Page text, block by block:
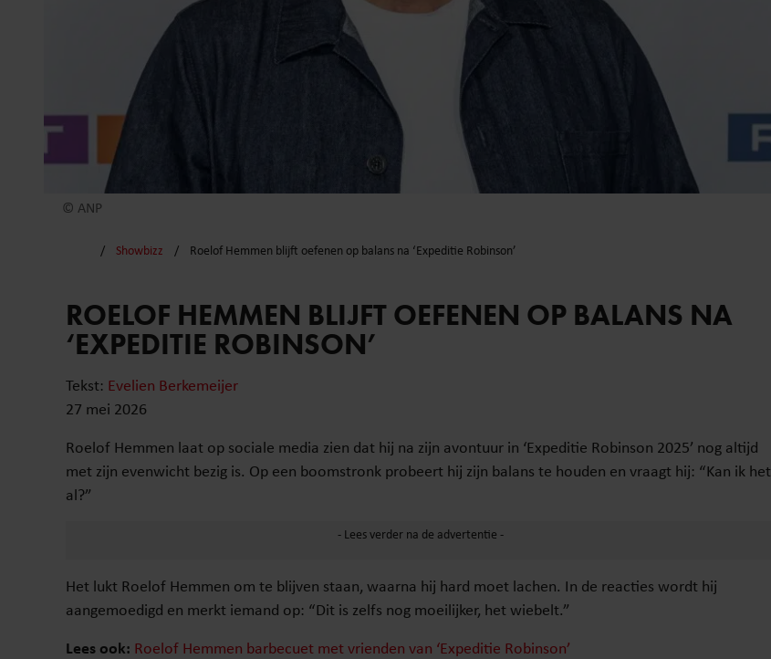
© ANP
Showbizz Roelof Hemmen blijft oefenen op balans na ‘Expeditie Robinson’
ROELOF HEMMEN BLIJFT OEFENEN OP BALANS NA
‘EXPEDITIE ROBINSON’
Tekst: Evelien Berkemeijer
27 mei 2026
Roelof Hemmen laat op sociale media zien dat hij na zijn avontuur in ‘Expeditie Robinson 2025’ nog altijd
met zijn evenwicht bezig is. Op een boomstronk probeert hij zijn balans te houden en vraagt hij: “Kan ik het
al?”
Het lukt Roelof Hemmen om te blijven staan, waarna hij hard moet lachen. In de reacties wordt hij
aangemoedigd en merkt iemand op: “Dit is zelfs nog moeilijker, het wiebelt.”
Lees ook: Roelof Hemmen barbecuet met vrienden van ‘Expeditie Robinson’